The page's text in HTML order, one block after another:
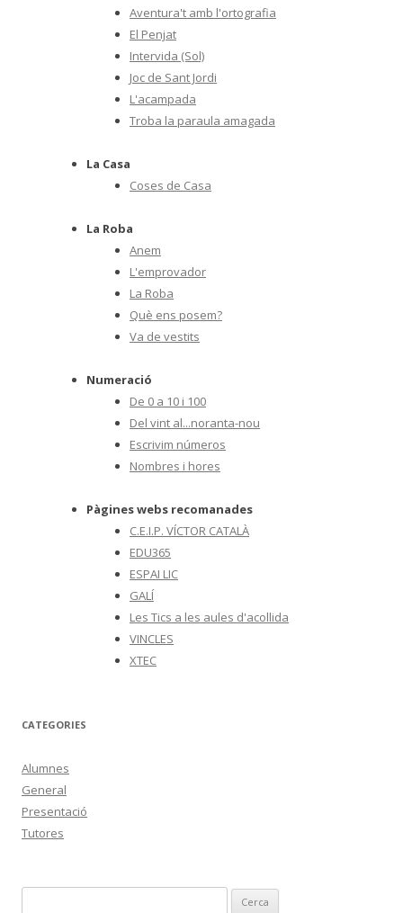
Aventura't amb l'ortografia
El Penjat
Intervida (Sol)
Joc de Sant Jordi
L'acampada
Troba la paraula amagada
La Casa
Coses de Casa
La Roba
Anem
L'emprovador
La Roba
Què ens posem?
Va de vestits
Numeració
De 0 a 10 i 100
Del vint al...noranta-nou
Escrivim números
Nombres i hores
Pàgines webs recomanades
C.E.I.P. VÍCTOR CATALÀ
EDU365
ESPAI LIC
GALÍ
Les Tics a les aules d'acollida
VINCLES
XTEC
CATEGORIES
Alumnes
General
Presentació
Tutores